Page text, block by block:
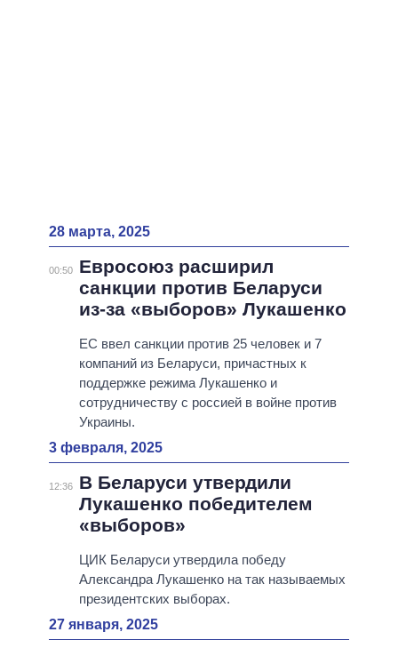
28 марта, 2025
00:50
Евросоюз расширил
санкции против Беларуси
из-за «выборов» Лукашенко
ЕС ввел санкции против 25 человек и 7
компаний из Беларуси, причастных к
поддержке режима Лукашенко и
сотрудничеству с россией в войне против
Украины.
3 февраля, 2025
12:36
В Беларуси утвердили
Лукашенко победителем
«выборов»
ЦИК Беларуси утвердила победу
Александра Лукашенко на так называемых
президентских выборах.
27 января, 2025